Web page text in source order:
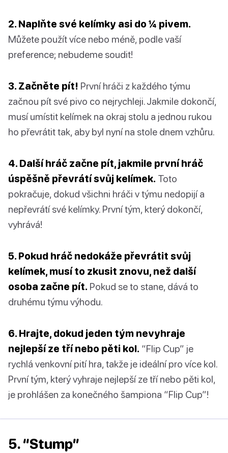
2. Naplňte své kelímky asi do ¼ pivem.
Můžete použít více nebo méně, podle vaší
preference; nebudeme soudit!
3. Začněte pít! První hráči z každého týmu
začnou pít své pivo co nejrychleji. Jakmile dokončí,
musí umístit kelímek na okraj stolu a jednou rukou
ho převrátit tak, aby byl nyní na stole dnem vzhůru.
4. Další hráč začne pít, jakmile první hráč
úspěšně převrátí svůj kelímek. Toto
pokračuje, dokud všichni hráči v týmu nedopijí a
nepřevrátí své kelímky. První tým, který dokončí,
vyhrává!
5. Pokud hráč nedokáže převrátit svůj
kelímek, musí to zkusit znovu, než další
osoba začne pít. Pokud se to stane, dává to
druhému týmu výhodu.
6. Hrajte, dokud jeden tým nevyhraje
nejlepší ze tří nebo pěti kol. “Flip Cup” je
rychlá venkovní pití hra, takže je ideální pro více kol.
První tým, který vyhraje nejlepší ze tří nebo pěti kol,
je prohlášen za konečného šampiona “Flip Cup”!
5. “Stump”